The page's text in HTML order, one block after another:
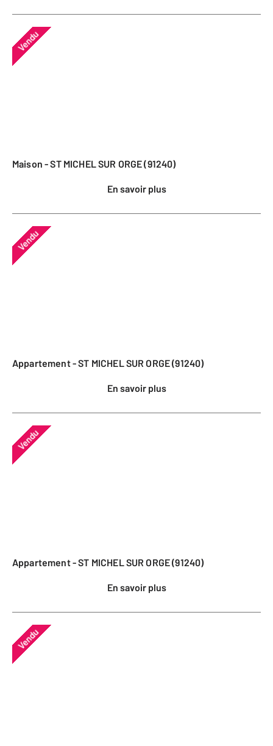
Vendu
Maison - ST MICHEL SUR ORGE (91240)
En savoir plus
Vendu
Appartement - ST MICHEL SUR ORGE (91240)
En savoir plus
Vendu
Appartement - ST MICHEL SUR ORGE (91240)
En savoir plus
Vendu